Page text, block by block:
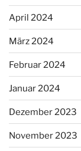
April 2024
März 2024
Februar 2024
Januar 2024
Dezember 2023
November 2023